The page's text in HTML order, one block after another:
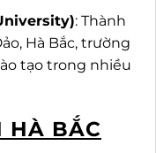
: Thành
Hà Bắc, trường
tạo trong nhiều
HÀ BẮC